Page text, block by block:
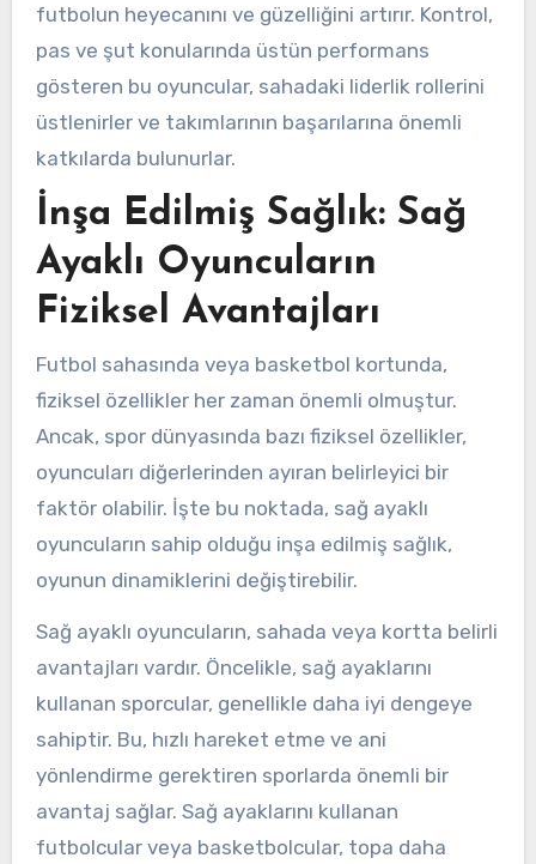
futbolun heyecanını ve güzelliğini artırır. Kontrol,
pas ve şut konularında üstün performans
gösteren bu oyuncular, sahadaki liderlik rollerini
üstlenirler ve takımlarının başarılarına önemli
katkılarda bulunurlar.
İnşa Edilmiş Sağlık: Sağ
Ayaklı Oyuncuların
Fiziksel Avantajları
Futbol sahasında veya basketbol kortunda,
fiziksel özellikler her zaman önemli olmuştur.
Ancak, spor dünyasında bazı fiziksel özellikler,
oyuncuları diğerlerinden ayıran belirleyici bir
faktör olabilir. İşte bu noktada, sağ ayaklı
oyuncuların sahip olduğu inşa edilmiş sağlık,
oyunun dinamiklerini değiştirebilir.
Sağ ayaklı oyuncuların, sahada veya kortta belirli
avantajları vardır. Öncelikle, sağ ayaklarını
kullanan sporcular, genellikle daha iyi dengeye
sahiptir. Bu, hızlı hareket etme ve ani
yönlendirme gerektiren sporlarda önemli bir
avantaj sağlar. Sağ ayaklarını kullanan
futbolcular veya basketbolcular, topa daha